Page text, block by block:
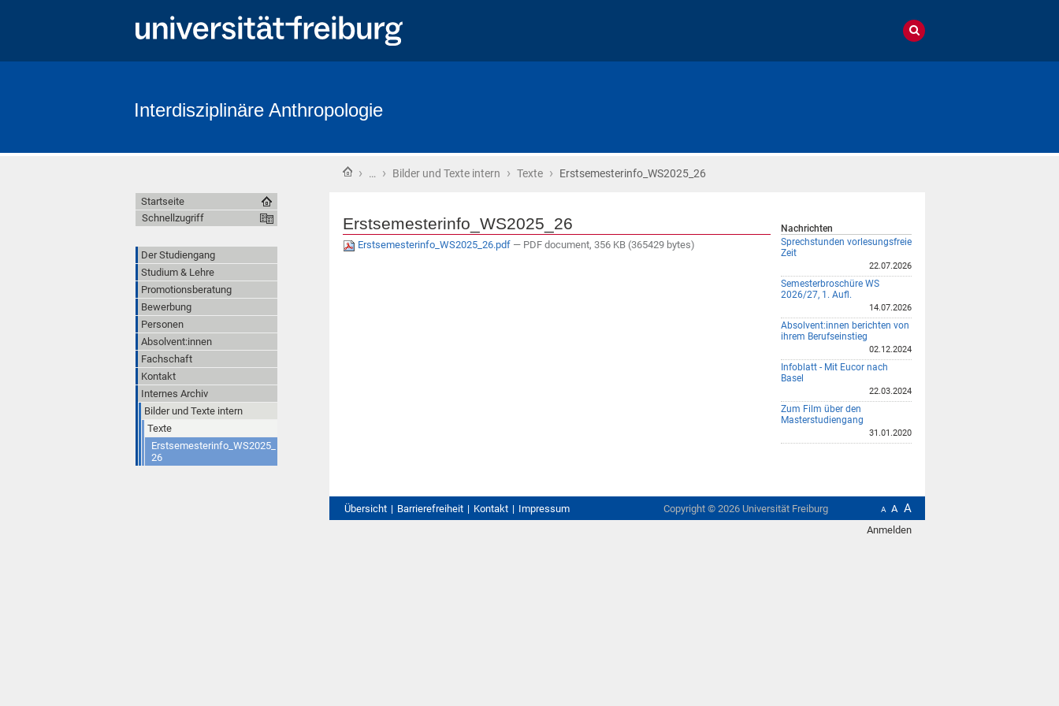
Interdisziplinäre Anthropologie
Startseite
› … › Bilder und Texte intern › Texte › Erstsemesterinfo_WS2025_26
Erstsemesterinfo_WS2025_26
Erstsemesterinfo_WS2025_26.pdf — PDF document, 356 KB (365429 bytes)
Nachrichten
Sprechstunden vorlesungsfreie
Zeit
22.07.2026
Semesterbroschüre WS
2026/27, 1. Aufl.
14.07.2026
Absolvent:innen berichten von
ihrem Berufseinstieg
02.12.2024
Infoblatt - Mit Eucor nach
Basel
22.03.2024
Zum Film über den
Masterstudiengang
31.01.2020
Startseite
Schnellzugriff
Der Studiengang
Studium & Lehre
Promotionsberatung
Bewerbung
Personen
Absolvent:innen
Fachschaft
Kontakt
Internes Archiv
Bilder und Texte intern
Texte
Erstsemesterinfo_WS2025_
26
Übersicht Barrierefreiheit Kontakt Impressum A A A
Copyright © 2026Universität Freiburg
Anmelden